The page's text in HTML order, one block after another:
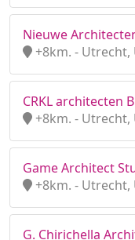
Nieuwe
+8km. -
CRKL architecten
+8km. -
Game Architect
+8km. -
G. Chirichella